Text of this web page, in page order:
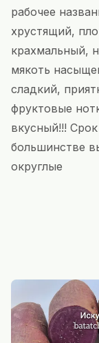
рабочее
хрустящий,
крахмальный,
мякоть
сладкий,
фруктовые
вкусный!!!
большинстве
округлые